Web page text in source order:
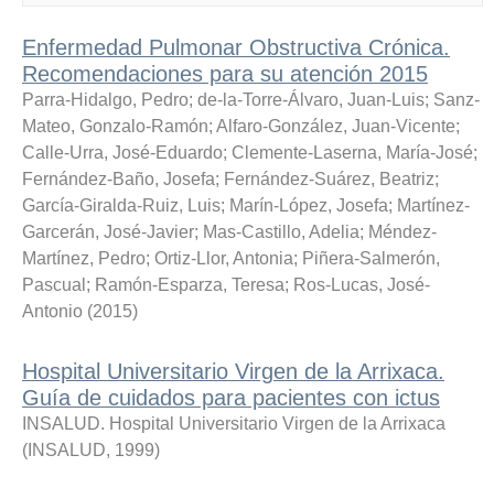
Enfermedad Pulmonar Obstructiva Crónica.
Recomendaciones para su atención 2015
Parra-Hidalgo, Pedro; de-la-Torre-Álvaro, Juan-Luis; Sanz-
Mateo, Gonzalo-Ramón; Alfaro-González, Juan-Vicente;
Calle-Urra, José-Eduardo; Clemente-Laserna, María-José;
Fernández-Baño, Josefa; Fernández-Suárez, Beatriz;
García-Giralda-Ruiz, Luis; Marín-López, Josefa; Martínez-
Garcerán, José-Javier; Mas-Castillo, Adelia; Méndez-
Martínez, Pedro; Ortiz-Llor, Antonia; Piñera-Salmerón,
Pascual ; Ramón-Esparza, Teresa; Ros-Lucas, José-
Antonio (2015)
Hospital Universitario Virgen de la Arrixaca.
Guía de cuidados para pacientes con ictus
INSALUD. Hospital Universitario Virgen de la Arrixaca
( INSALUD, 1999)